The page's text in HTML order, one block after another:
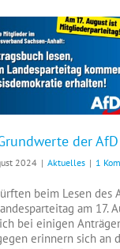
der AfD
2024 | Aktuelles | 1
beim Lesen des
am 17.
bei einigen
erinnern sich an